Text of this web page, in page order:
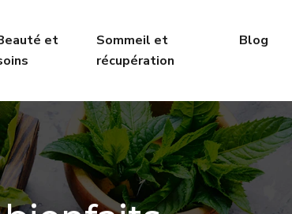
et
Sommeil et
récupération
Blog